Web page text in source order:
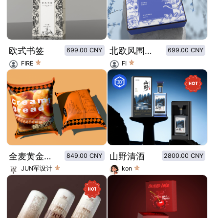
欧式书签
699.00 CNY
FIRE
北欧风围巾包装
699.00 CNY
FI
全麦黄金奶香小面包
849.00 CNY
JUN军设计
山野清酒
2800.00 CNY
kon